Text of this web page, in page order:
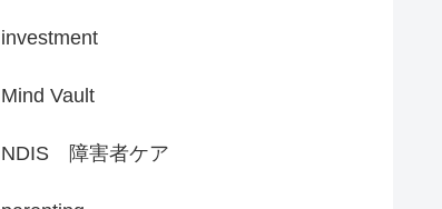
investment
Mind Vault
NDIS 障害者ケア